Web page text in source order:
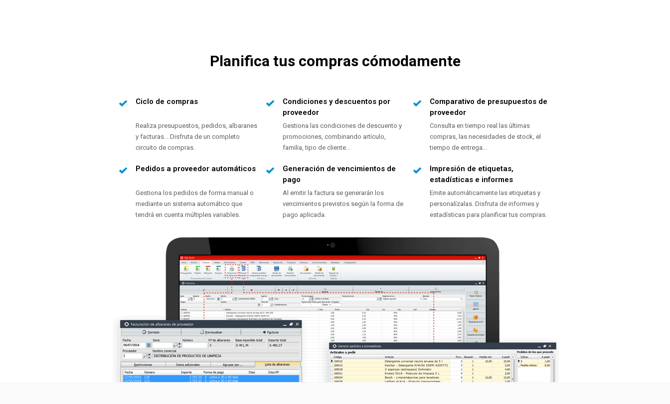
Planifica tus compras cómodamente
Ciclo de compras
Realiza presupuestos, pedidos, albaranes
y facturas... Disfruta de un completo
circuito de compras.
Condiciones y descuentos por
proveedor
Gestiona las condiciones de descuento y
promociones, combinando artículo,
familia, tipo de cliente...
Comparativo de presupuestos de
proveedor
Consulta en tiempo real las últimas
compras, las necesidades de stock, el
tiempo de entrega...
Pedidos a proveedor automáticos
Gestiona los pedidos de forma manual o
mediante un sistema automático que
tendrá en cuenta múltiples variables.
Generación de vencimientos de
pago
Al emitir la factura se generarán los
vencimientos previstos según la forma de
pago aplicada.
Impresión de etiquetas,
estadísticas e informes
Emite automáticamente las etiquetas y
personalízalas. Disfruta de informes y
estadísticas para planificar tus compras.